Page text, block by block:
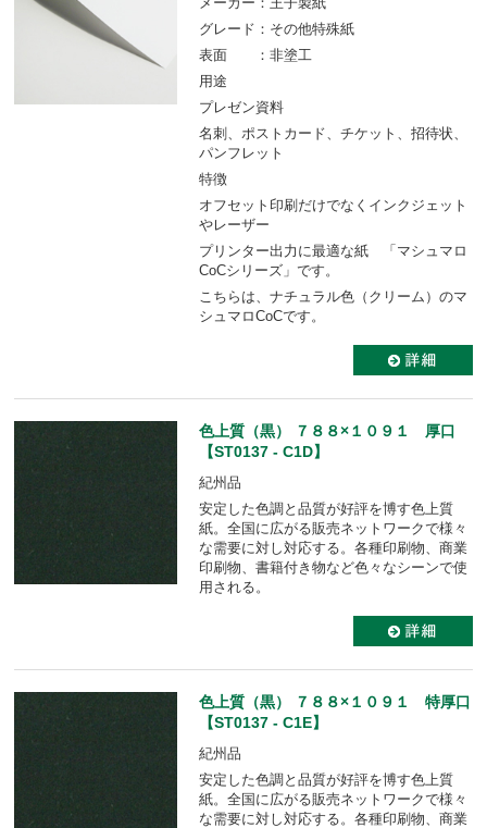
グレード：その他特殊紙
表面 ：非塗工
用途
プレゼン資料
名刺、ポストカード、チケット、招待状、
パンフレット
特徴
オフセット印刷だけでなくインクジェット
やレーザー
プリンター出力に最適な紙 「マシュマロ
CoCシリーズ」です。
こちらは、ナチュラル色（クリーム）のマ
シュマロCoCです。
色上質（黒） ７８８×１０９１ 厚口
【ST0137 - C1D】
紀州品
安定した色調と品質が好評を博す色上質
紙。全国に広がる販売ネットワークで様々
な需要に対し対応する。各種印刷物、商業
印刷物、書籍付き物など色々なシーンで使
用される。
色上質（黒） ７８８×１０９１ 特厚口
【ST0137 - C1E】
紀州品
安定した色調と品質が好評を博す色上質
紙。全国に広がる販売ネットワークで様々
な需要に対し対応する。各種印刷物、商業